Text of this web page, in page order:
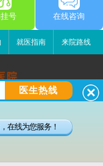
号 在线咨询
就医指南 来院路线
院
号
医生热线
在线为您服务！